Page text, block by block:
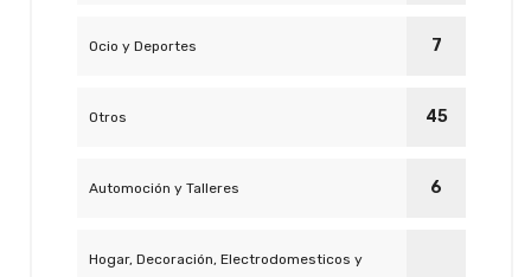
Ocio y Deportes 7
Otros 45
Automoción y Talleres 6
Hogar, Decoración, Electrodomesticos y